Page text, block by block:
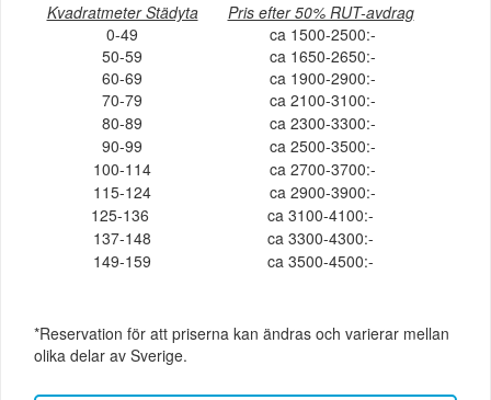
Kvadratmeter Städyta
Pris efter 50% RUT-avdrag
0-49
ca 1500-2500:-
50-59
ca 1650-2650:-
60-69
ca 1900-2900:-
70-79
ca 2100-3100:-
80-89
ca 2300-3300:-
90-99
ca 2500-3500:-
100-114
ca 2700-3700:-
115-124
ca 2900-3900:-
125-136
ca 3100-4100:-
137-148
ca 3300-4300:-
149-159
ca 3500-4500:-
*Reservation för att priserna kan ändras och varierar mellan
olika delar av Sverige.